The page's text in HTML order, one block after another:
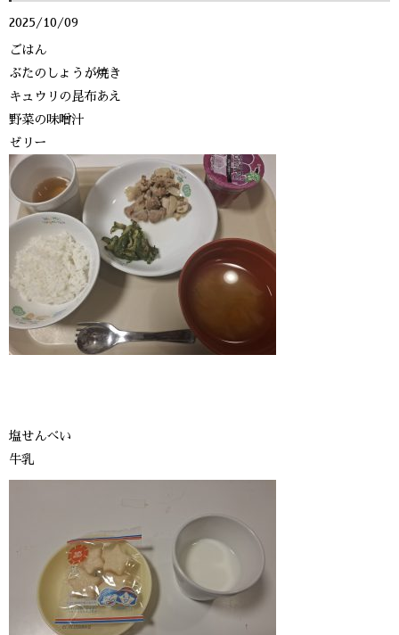
2025/10/09
ごはん
ぶたのしょうが焼き
キュウリの昆布あえ
野菜の味噌汁
ゼリー
塩せんべい
牛乳